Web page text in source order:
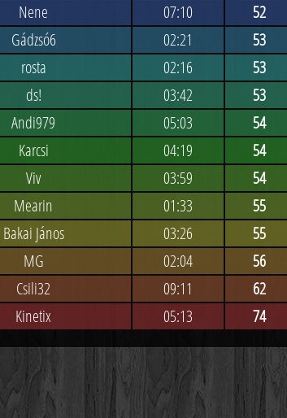
Nene 07:10 52
Gádzsó6 02:21 53
rosta 02:16 53
ds! 03:42 53
Andi979 05:03 54
Karcsi 04:19 54
Viv 03:59 54
Mearin 01:33 55
Bakai János 03:26 55
MG 02:04 56
Csili32 09:11 62
Kinetix 05:13 74